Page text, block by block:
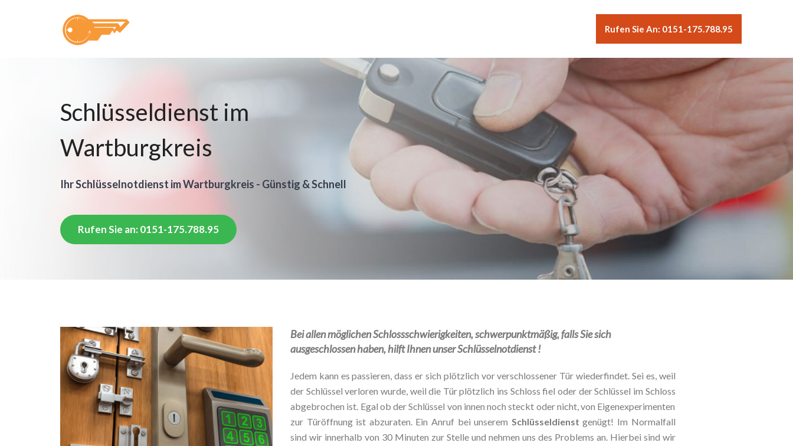
Rufen Sie An: 0151-175.788.95
Schlüsseldienst im
Wartburgkreis
Ihr Schlüsselnotdienst im Wartburgkreis - Günstig & Schnell
Rufen Sie an: 0151-175.788.95
Bei allen möglichen Schlossschwierigkeiten, schwerpunktmäßig, falls Sie sich
ausgeschlossen haben, hilft Ihnen unser Schlüsselnotdienst !
Jedem kann es passieren, dass er sich plötzlich vor verschlossener Tür wiederfindet. Sei es, weil
der Schlüssel verloren wurde, weil die Tür plötzlich ins Schloss fiel oder der Schlüssel im Schloss
abgebrochen ist. Egal ob der Schlüssel von innen noch steckt oder nicht, von Eigenexperimenten
zur Türöffnung ist abzuraten. Ein Anruf bei unserem Schlüsseldienstgenügt! Im Normalfall
sind wir innerhalb von 30 Minuten zur Stelle und nehmen uns des Problems an. Hierbei sind wir